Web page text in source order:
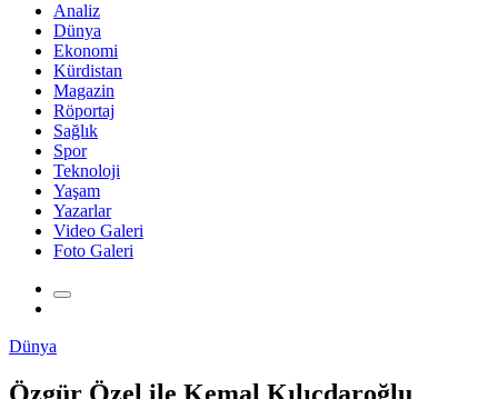
Analiz
Dünya
Ekonomi
Kürdistan
Magazin
Röportaj
Sağlık
Spor
Teknoloji
Yaşam
Yazarlar
Video Galeri
Foto Galeri
Dünya